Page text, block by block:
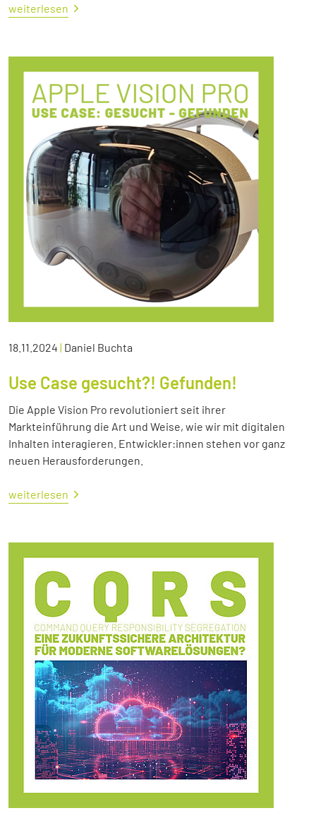
weiterlesen
18.11.2024 | Daniel Buchta
Use Case gesucht?! Gefunden!
Die Apple Vision Pro revolutioniert seit ihrer
Markteinführung die Art und Weise, wie wir mit digitalen
Inhalten interagieren. Entwickler:innen stehen vor ganz
neuen Herausforderungen.
weiterlesen